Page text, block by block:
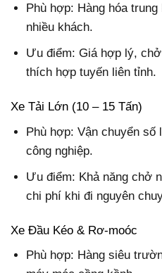
Phù hợp: Hàng hóa
nhiều khách.
Ưu điểm: Giá hợp lý,
thích hợp tuyến liên tỉnh.
Xe Tải Lớn (10 – 15 Tấn)
Phù hợp: Vận chuyển số
công nghiệp.
Ưu điểm: Khả năng chở
chi phí khi đi nguyên
Xe Đầu Kéo & Rơ-moóc
Phù hợp: Hàng siêu